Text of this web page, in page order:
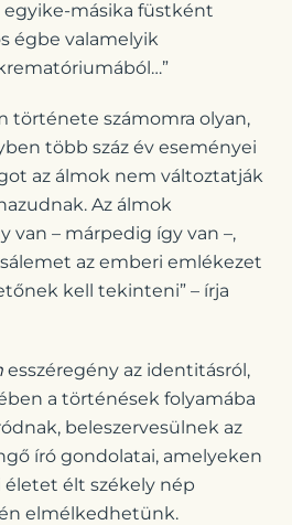
egyike-másika füstként
égbe valamelyik
története számomra olyan,
több száz év eseményei
az álmok nem változtatják
Az álmok
van – márpedig így van –,
az emberi emlékezet
kell tekinteni” – írja
esszéregény az identitásról,
a történések folyamába
beleszervesülnek az
író gondolatai, amelyeken
életet élt székely nép
elmélkedhetünk.